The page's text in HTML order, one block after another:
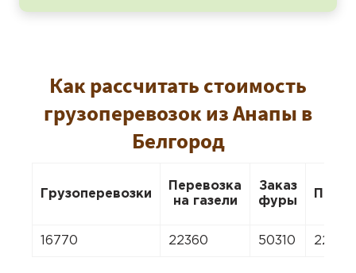
Как рассчитать стоимость
грузоперевозок из Анапы в
Белгород
Грузоперевозки
Перевозка
на газели
Заказ
фуры
16770 22360 50310 22360